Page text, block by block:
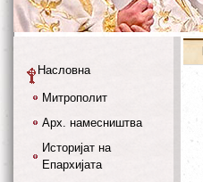
Насловна
Митрополит
Арх. намесништва
Историјат на
Епархијата